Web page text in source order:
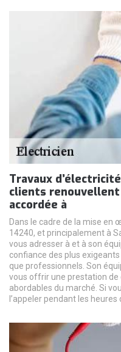
Travaux
clients renouvellent
accordée à
Dans le cadre de la mise en
14240, et principalement à
vous adresser à et à son
confiance des plus
que professionnels. Son
vous offrir une prestation de
abordables du marché. Si
l’appeler pendant les heures